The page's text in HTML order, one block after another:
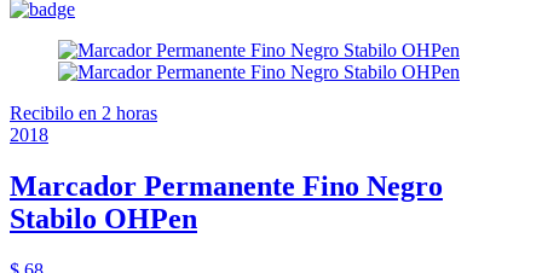
Recibilo en 2 horas
2018
Marcador Permanente Fino Negro
Stabilo OHPen